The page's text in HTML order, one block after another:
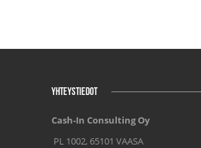
YHTEYSTIEDOT
Cash-In Consulting Oy
PL 1002, 65101 VAASA